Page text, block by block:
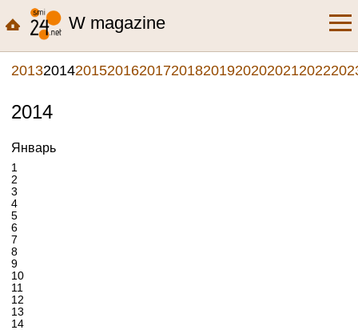
W magazine
2013201420152016201720182019202020212022
2014
Январь
1
2
3
4
5
6
7
8
9
10
11
12
13
14